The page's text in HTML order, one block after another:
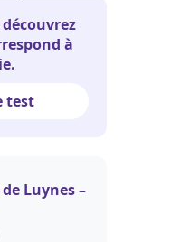
à
test
de Luynes –